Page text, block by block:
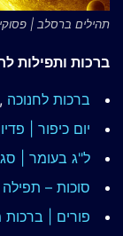
תהילים ברסלב |
ברכות ותפילות
ברכות לחנוכה ,
יום כיפור |
ל"ג בעומר |
סוכות – תפילה
פורים | ברכות